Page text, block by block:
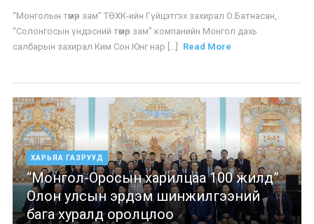
“Монголын төмөр зам” ТӨХК-ийн Гүйцэтгэх захирал О.Батнасан,
“Солонгосын үндэсний төмөр зам” компанийн Монгол дахь
салбарын захирал Ким Сон Юнг нар [...]
Read More
ХАРЬЯА ГАЗРУУД
“Монгол-Оросын харилцаа 100 жилд”
Олон улсын эрдэм шинжилгээний
бага хуралд оролцлоо